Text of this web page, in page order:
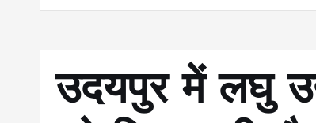
उदयपुर में लघु